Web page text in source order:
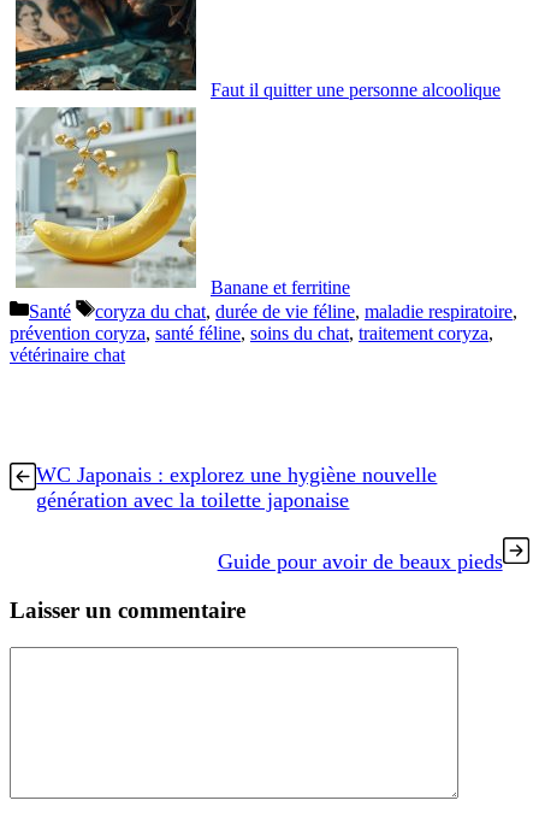
Faut il quitter une personne alcoolique
Banane et ferritine
Catégories
Santé Étiquettes
coryza du chat, durée de vie féline, maladie respiratoire,
prévention coryza, santé féline, soins du chat, traitement coryza,
vétérinaire chat
WC Japonais : explorez une hygiène nouvelle
génération avec la toilette japonaise
Guide pour avoir de beaux pieds
Laisser un commentaire